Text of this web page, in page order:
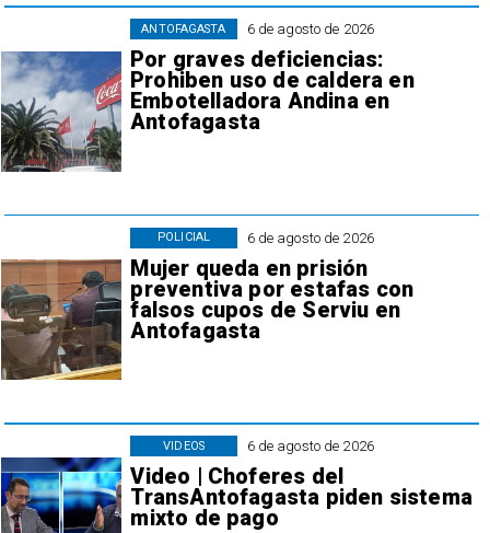
6 de agosto de 2026
Por graves deficiencias:
Prohiben uso de caldera en
Embotelladora Andina en
Antofagasta
ANTOFAGASTA
6 de agosto de 2026
Mujer queda en prisión
preventiva por estafas con
falsos cupos de Serviu en
Antofagasta
POLICIAL
6 de agosto de 2026
Video | Choferes del
TransAntofagasta piden sistema
mixto de pago
VIDEOS